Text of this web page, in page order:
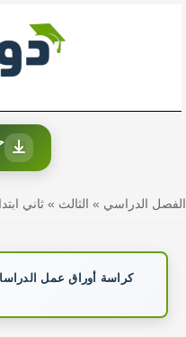
الفصل الدراسي » الثالث » ثاني
كراسة أوراق عمل